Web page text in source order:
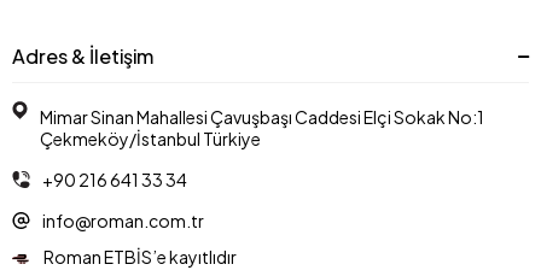
Adres & İletişim
Mimar Sinan Mahallesi Çavuşbaşı Caddesi Elçi Sokak No:1
Çekmeköy/İstanbul Türkiye
+90 216 641 33 34
info@roman.com.tr
Roman ETBİS’e kayıtlıdır